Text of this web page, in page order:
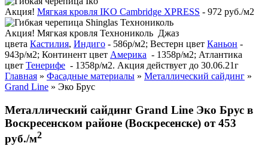
Акция! Мягкая кровля IKO Cambridge XPRESS - 972 руб./м2
Акция! Мягкая кровля Технониколь Джаз
цвета Кастилия, Индиго - 586р/м2; Вестерн цвет Каньон -
943р/м2; Континент цвет Америка - 1358р/м2; Атлантика
цвет Тенерифе - 1358р/м2. Акция действует до 30.06.21г
Главная » Фасадные материалы » Металлический сайдинг »
Grand Line » Эко Брус
Металлический сайдинг Grand Line Эко Брус в
Воскресенском районе (Воскресенске) от 453
руб./м2